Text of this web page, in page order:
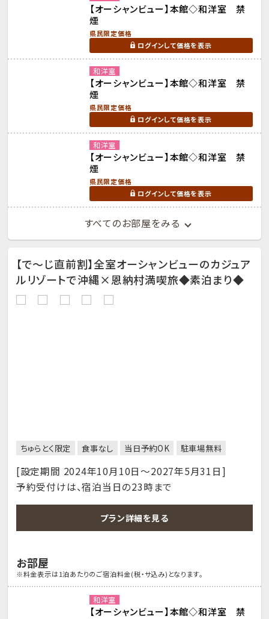
【オーシャンビュー】本館◇和洋室 禁
煙
県民限定価格
ログインして価格を表示
和洋室
【オーシャンビュー】本館◇和洋室 禁
煙
県民限定価格
ログインして価格を表示
和洋室
【オーシャンビュー】本館◇和洋室 禁
煙
県民限定価格
ログインして価格を表示
すべてのお部屋をみる
【で～じ直前割】全室オーシャンビューのカジュア
ルリゾートで沖縄×恩納村満喫旅◆素泊まり◆
ちゅらとく限定 食事なし 当日予約OK 駐車場無料
[設定期間 2024年10月10日～2027年5月31日]
予約受付けは、宿泊当日の23時まで
プラン詳細を見る
お部屋
※料金表示は1泊あたりのご宿泊料金(税・サ込み)となります。
和洋室
【オーシャンビュー】本館◇和洋室 禁